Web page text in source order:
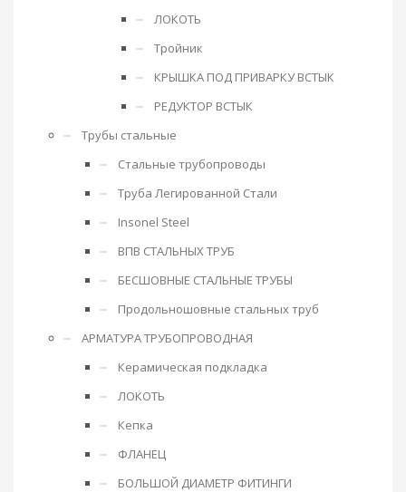
ЛОКОТЬ
Тройник
КРЫШКА ПОД ПРИВАРКУ ВСТЫК
РЕДУКТОР ВСТЫК
Трубы стальные
Стальные трубопроводы
Труба Легированной Стали
Insonel Steel
ВПВ СТАЛЬНЫХ ТРУБ
БЕСШОВНЫЕ СТАЛЬНЫЕ ТРУБЫ
Продольношовные стальных труб
АРМАТУРА ТРУБОПРОВОДНАЯ
Керамическая подкладка
ЛОКОТЬ
Кепка
ФЛАНЕЦ
БОЛЬШОЙ ДИАМЕТР ФИТИНГИ